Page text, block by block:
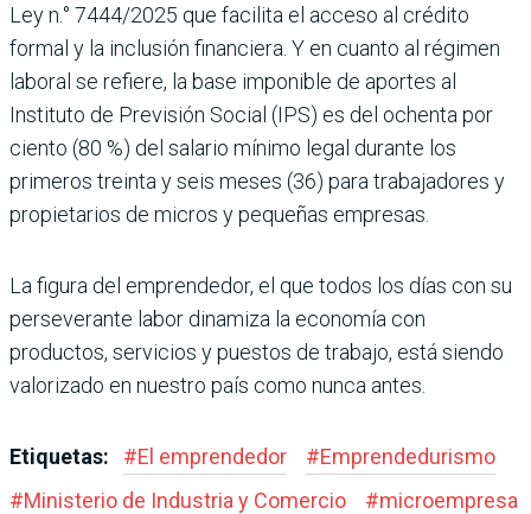
Ley n.° 7444/2025 que facilita el acceso al crédito
formal y la inclusión finan­ciera. Y en cuanto al régimen
laboral se refiere, la base imponible de aportes al
Instituto de Previsión Social (IPS) es del ochenta por
ciento (80 %) del sala­rio mínimo legal durante los
primeros treinta y seis meses (36) para trabajado­res y
propietarios de micros y pequeñas empresas.
La figura del emprendedor, el que todos los días con su
perseverante labor dinamiza la economía con
productos, servicios y pues­tos de trabajo, está siendo
valorizado en nuestro país como nunca antes.
Etiquetas: #El emprendedor #Emprendedu­rismo
#Ministerio de Industria y Comercio #microempresa